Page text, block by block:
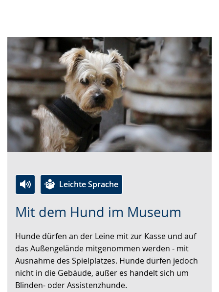
Mit dem Hund im Museum
Leichte Sprache
Leichten
wechseln.
Audio-
Video
Deutscher
Gebärdensprache
wird
angezeigt.
Hunde dürfen an der Leine mit zur Kasse und auf
das Außengelände mitgenommen werden - mit
Ausnahme des Spielplatzes. Hunde dürfen jedoch
nicht in die Gebäude, außer es handelt sich um
Blinden- oder Assistenzhunde.